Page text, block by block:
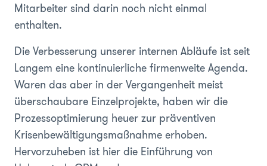
Mitarbeiter sind darin noch nicht einmal
enthalten.
Die Verbesserung unserer internen Abläufe ist seit
Langem eine kontinuierliche firmenweite Agenda.
Waren das aber in der Vergangenheit meist
überschaubare Einzelprojekte, haben wir die
Prozessoptimierung heuer zur präventiven
Krisenbewältigungsmaßnahme erhoben.
Hervorzuheben ist hier die Einführung von